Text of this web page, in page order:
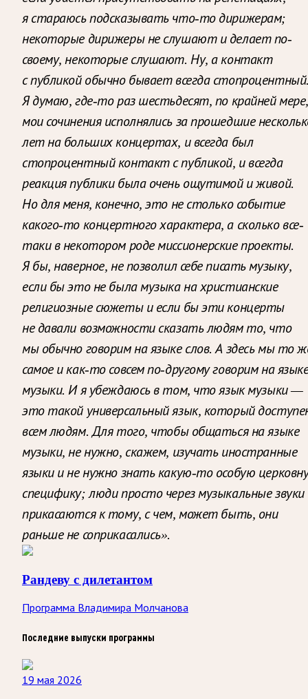
я стараюсь подсказывать что-то дирижерам;
некоторые дирижеры не слушают и делает по-
своему, некоторые слушают. Ну, а контакт
с публикой обычно бывает всегда
Я думаю, где-то раз шестьдесят, по крайней мере,
мои сочинения исполнялись за прошедшие
лет на больших концертах, и всегда был
стопроцентный контакт с публикой, и всегда
реакция публики была очень ощутимой и живой.
Но для меня, конечно, это не столько событие
какого-то концертного характера, а сколько все-
таки в некотором роде миссионерские проекты.
Я бы, наверное, не позволил себе писать музыку,
если бы это не была музыка на христианские
религиозные сюжеты и если бы эти концерты
не давали возможности сказать людям то, что
мы обычно говорим на языке слов. А здесь мы то
самое и как-то совсем по-другому говорим на
музыки. И я убеждаюсь в том, что язык музыки —
это такой универсальный язык, который
всем людям. Для того, чтобы общаться на языке
музыки, не нужно, скажем, изучать иностранные
языки и не нужно знать какую-то особую
специфику; люди просто через музыкальные звуки
прикасаются к тому, с чем, может быть, они
раньше не соприкасались».
Рандеву с дилетантом
Программа Владимира Молчанова
Последние выпуски программы
19 мая 2026